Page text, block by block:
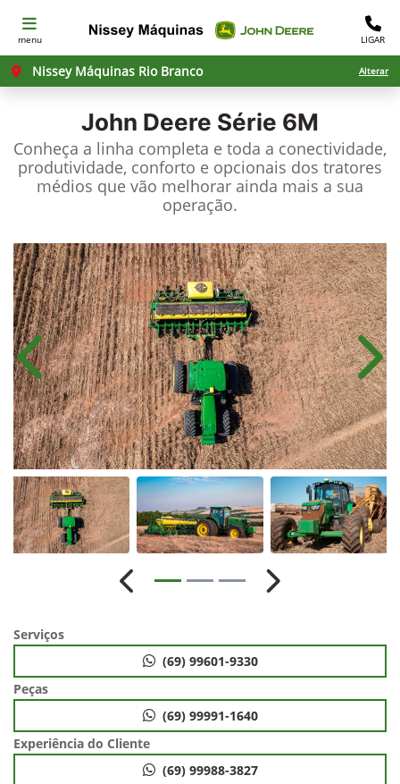
menu LIGAR
Nissey Máquinas Rio Branco Alterar
John Deere Série 6M
Conheça a linha completa e toda a conectividade,
produtividade, conforto e opcionais dos tratores
médios que vão melhorar ainda mais a sua
operação.
Anterior
Anterior Próximo
Serviços
(69) 99601-9330
Peças
(69) 99991-1640
Experiência do Cliente
(69) 99988-3827